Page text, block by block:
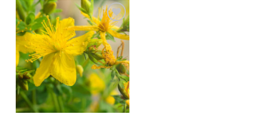
加入
願望
清單